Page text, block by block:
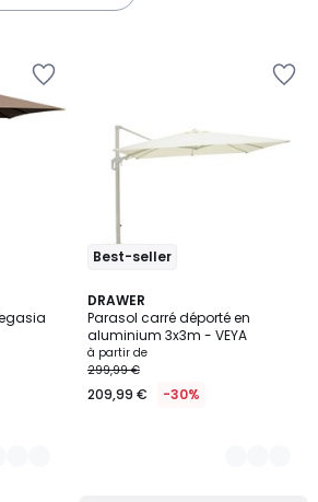
Best-seller
DRAWER
Parasol carré déporté en
aluminium 3x3m - VEYA
à partir de
299,99 €
209,99 € -30%
3
Couleurs